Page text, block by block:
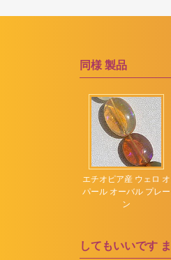
ネフライトの宝石
バイカラークォーツ
ハニークォーツ
バラ石英
ピーチムーンストーン
ビールクォーツ
ピンクアメジスト
ピンクオパール
ピンクサファイア
プレーンロンデル
ぽっちゃりハートのブ
ポリゴンダイヤモンド
カット
マーキスカット
ムーンフラワーカット
ローズカットカボショ
凹面カットドロップ
同様 製品
エチオピア産 ウェロ オ
パール オーバル プレー
ン
してもいいです